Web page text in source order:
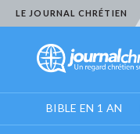
LE JOURNAL CHRÉTIEN
BIBLE EN 1 AN